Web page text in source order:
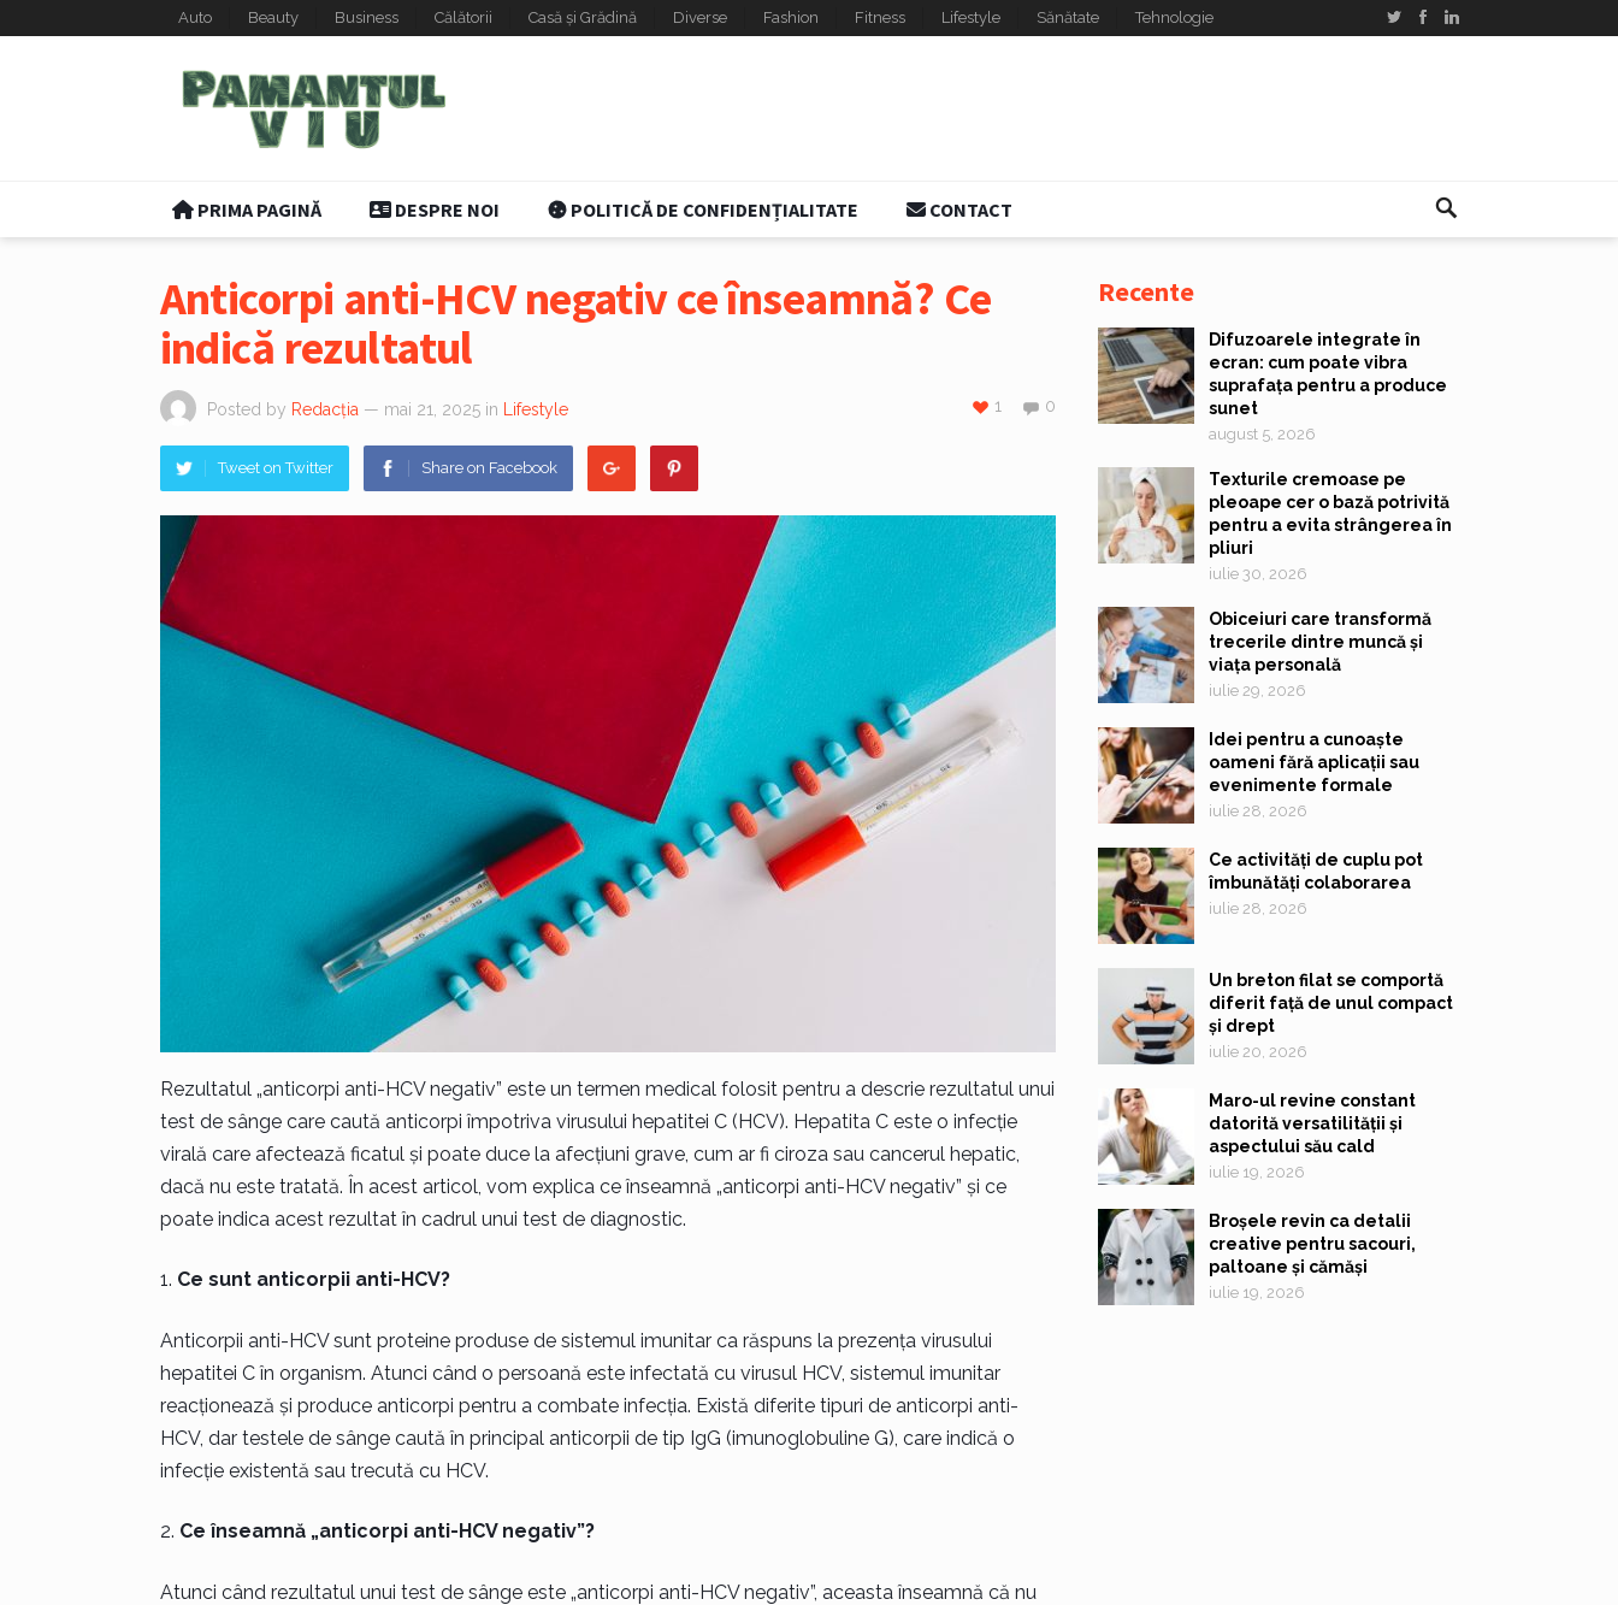
Auto Beauty Business Călătorii Casă și Grădină Diverse Fashion Fitness Lifestyle Sănătate Tehnologie
PRIMA PAGINĂ DESPRE NOI POLITICĂ DE CONFIDENȚIALITATE CONTACT
Anticorpi anti-HCV negativ ce înseamnă? Ce
indică rezultatul
Posted by Redacția — mai 21, 2025 in Lifestyle 0
1
Tweet on Twitter Share on Facebook
Rezultatul „anticorpi anti-HCV negativ” este un termen medical folosit pentru a descrie rezultatul unui
test de sânge care caută anticorpi împotriva virusului hepatitei C (HCV). Hepatita C este o infecție
virală care afectează ficatul și poate duce la afecțiuni grave, cum ar fi ciroza sau cancerul hepatic,
dacă nu este tratată. În acest articol, vom explica ce înseamnă „anticorpi anti-HCV negativ” și ce
poate indica acest rezultat în cadrul unui test de diagnostic.
Ce sunt anticorpii anti-HCV?
Anticorpii anti-HCV sunt proteine produse de sistemul imunitar ca răspuns la prezența virusului
hepatitei C în organism. Atunci când o persoană este infectată cu virusul HCV, sistemul imunitar
reacționează și produce anticorpi pentru a combate infecția. Există diferite tipuri de anticorpi anti-
HCV, dar testele de sânge caută în principal anticorpii de tip IgG (imunoglobuline G), care indică o
infecție existentă sau trecută cu HCV.
Ce înseamnă „anticorpi anti-HCV negativ”?
Atunci când rezultatul unui test de sânge este „anticorpi anti-HCV negativ”, aceasta înseamnă că nu
Recente
Difuzoarele integrate în
ecran: cum poate vibra
suprafața pentru a produce
sunet
august 5, 2026
Texturile cremoase pe
pleoape cer o bază potrivită
pentru a evita strângerea în
pliuri
iulie 30, 2026
Obiceiuri care transformă
trecerile dintre muncă și
viața personală
iulie 29, 2026
Idei pentru a cunoaște
oameni fără aplicații sau
evenimente formale
iulie 28, 2026
Ce activități de cuplu pot
îmbunătăți colaborarea
iulie 28, 2026
Un breton filat se comportă
diferit față de unul compact
și drept
iulie 20, 2026
Maro-ul revine constant
datorită versatilității și
aspectului său cald
iulie 19, 2026
Broșele revin ca detalii
creative pentru sacouri,
paltoane și cămăși
iulie 19, 2026